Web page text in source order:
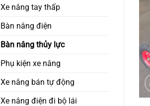
Xe nâng tay thấp
Bàn nâng điện
Bàn nâng thủy lực
Phụ kiện xe nâng
Xe nâng bán tự động
Xe nâng điện đi bộ lái